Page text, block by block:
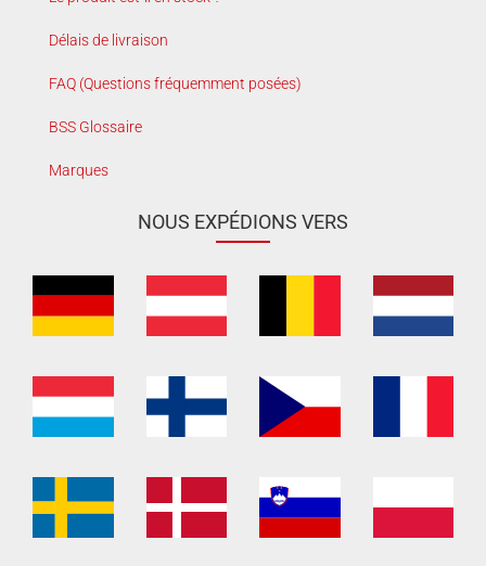
Délais de livraison
FAQ (Questions fréquemment posées)
BSS Glossaire
Marques
NOUS EXPÉDIONS VERS